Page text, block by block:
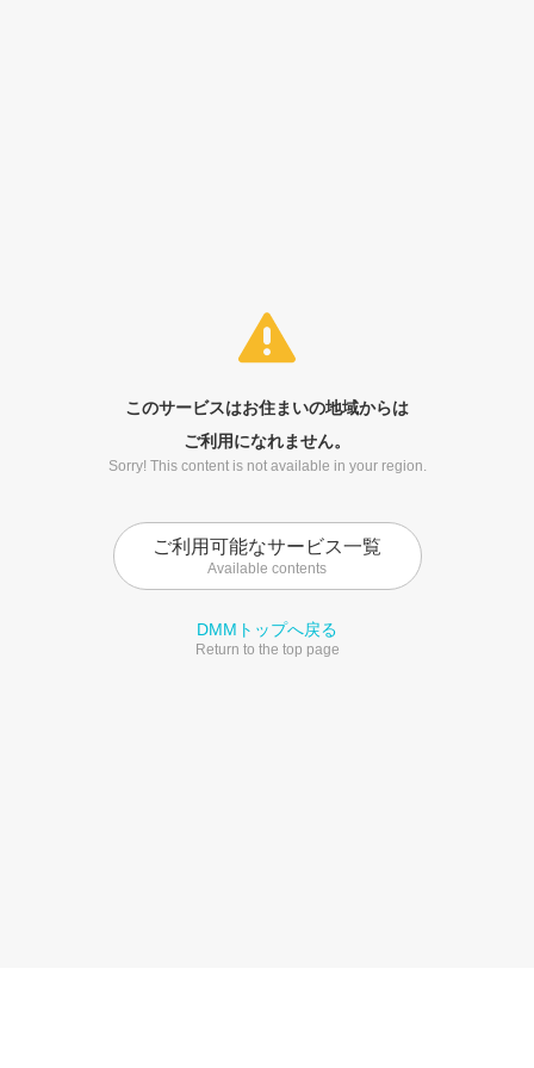
このサービスはお住まいの地域からは
ご利用になれません。
Sorry! This content is not available in your region.
ご利用可能なサービス一覧
Available contents
DMMトップへ戻る
Return to the top page